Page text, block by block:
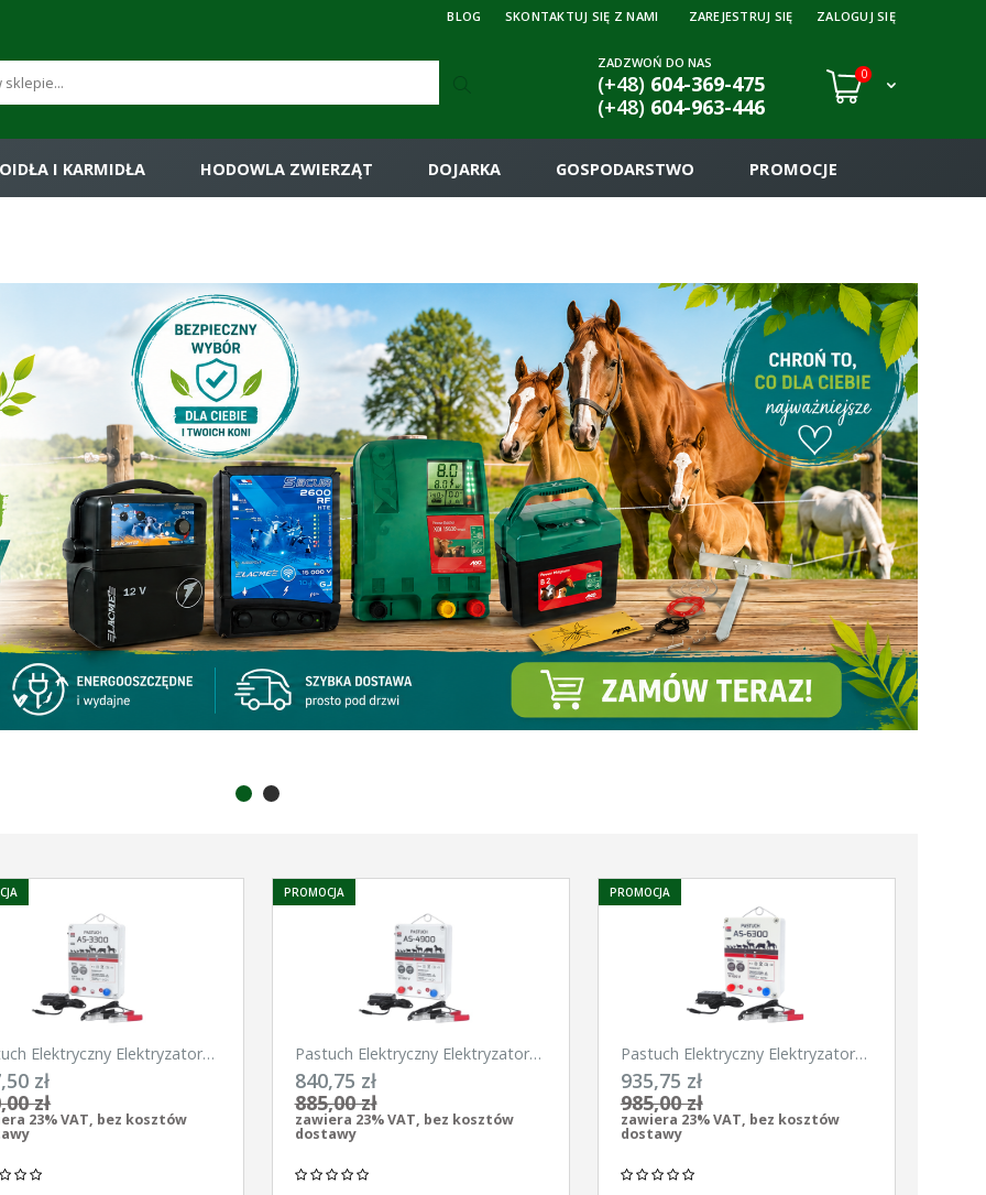
ZAREJESTRUJ SIĘ ZALOGUJ SIĘ
BLOG SKONTAKTUJ SIĘ Z NAMI
ZADZWOŃ DO NAS
(+48)604-369-475
(+48) 604-963-446
0
I KARMIDŁA HODOWLA ZWIERZĄT DOJARKA GOSPODARSTWO PROMOCJE
Elektryczny Elektryzator
Pomelac AS-3300 3,3
zł
zł
23% VAT, bez kosztów
Pastuch Elektryczny Elektryzator
uniwersalny Pomelac AS-4900
4,9Jula
840,75 zł
885,00 zł
zawiera 23% VAT, bez kosztów
dostawy
PROMOCJA
Pastuch Elektryczny Elektryzator
uniwersalny Pomelac AS-6300
6,3Jula
935,75 zł
985,00 zł
zawiera 23% VAT, bez kosztów
dostawy
PROMOCJA